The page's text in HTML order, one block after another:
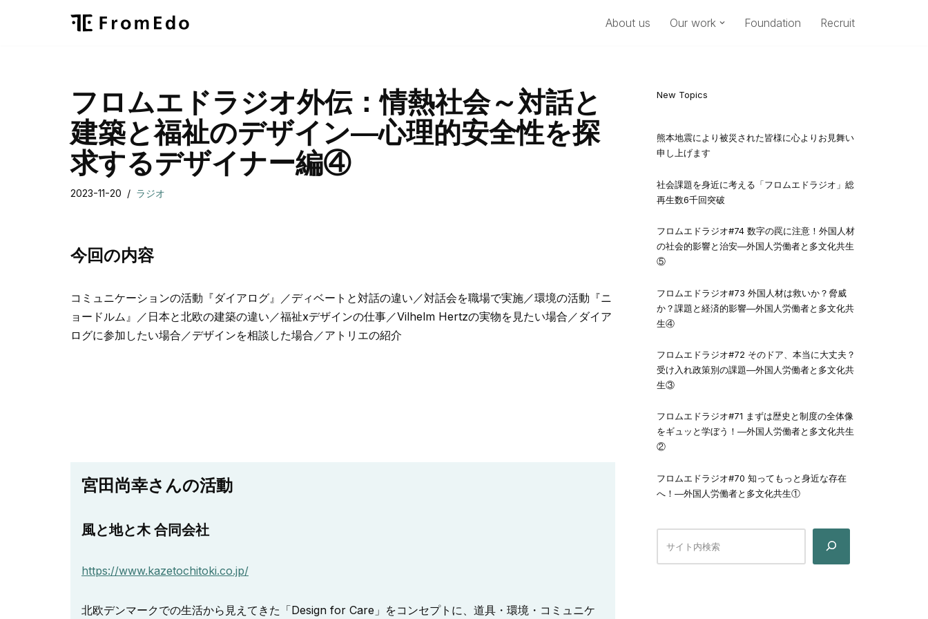
About us Our work Foundation Recruit
フロムエドラジオ外伝：情熱社会～対話と
建築と福祉のデザイン―心理的安全性を探
求するデザイナー編④
2023-11-20 ラジオ
今回の内容
コミュニケーションの活動『ダイアログ』／ディベートと対話の違い／対話会を職場で実施／環境の活動『ニ
ョードルム』／日本と北欧の建築の違い／福祉xデザインの仕事／Vilhelm Hertzの実物を見たい場合／ダイア
ログに参加したい場合／デザインを相談した場合／アトリエの紹介
宮田尚幸さんの活動
風と地と木 合同会社
https://www.kazetochitoki.co.jp/
北欧デンマークでの生活から見えてきた「Design for Care」をコンセプトに、道具・環境・コミュニケ
New Topics
熊本地震により被災された皆様に心よりお見舞い
申し上げます
社会課題を身近に考える「フロムエドラジオ」総
再生数6千回突破
フロムエドラジオ#74 数字の罠に注意！外国人材
の社会的影響と治安―外国人労働者と多文化共生
⑤
フロムエドラジオ#73 外国人材は救いか？脅威
か？課題と経済的影響―外国人労働者と多文化共
生④
フロムエドラジオ#72 そのドア、本当に大丈夫？
受け入れ政策別の課題―外国人労働者と多文化共
生③
フロムエドラジオ#71 まずは歴史と制度の全体像
をギュッと学ぼう！―外国人労働者と多文化共生
②
フロムエドラジオ#70 知ってもっと身近な存在
へ！―外国人労働者と多文化共生①